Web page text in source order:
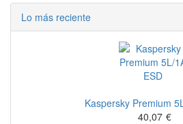
Lo más reciente
Kaspersky Premium
40,07 €